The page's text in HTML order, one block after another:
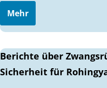
Mehr
Berichte über
Sicherheit für